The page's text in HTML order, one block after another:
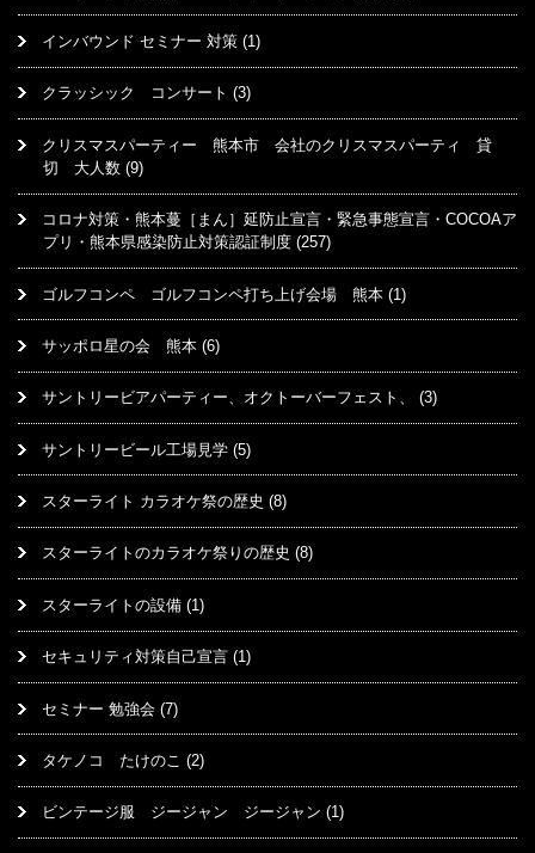
インバウンド セミナー 対策 (1)
クラッシック コンサート (3)
クリスマスパーティー 熊本市 会社のクリスマスパーティ 貸
切 大人数 (9)
コロナ対策・熊本蔓［まん］延防止宣言・緊急事態宣言・COCOAア
プリ・熊本県感染防止対策認証制度 (257)
ゴルフコンペ ゴルフコンペ打ち上げ会場 熊本 (1)
サッポロ星の会 熊本 (6)
サントリービアパーティー、オクトーバーフェスト、 (3)
サントリービール工場見学 (5)
スターライト カラオケ祭の歴史 (8)
スターライトのカラオケ祭りの歴史 (8)
スターライトの設備 (1)
セキュリティ対策自己宣言 (1)
セミナー 勉強会 (7)
タケノコ たけのこ (2)
ビンテージ服 ジージャン ジージャン (1)